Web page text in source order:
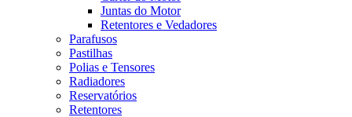
Juntas do Motor
Retentores e Vedadores
Parafusos
Pastilhas
Polias e Tensores
Radiadores
Reservatórios
Retentores